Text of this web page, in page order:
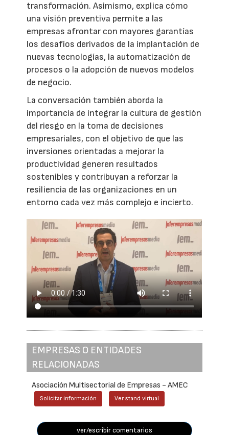
transformación. Asimismo, explica cómo
una visión preventiva permite a las
empresas afrontar con mayores garantías
los desafíos derivados de la implantación de
nuevas tecnologías, la automatización de
procesos o la adopción de nuevos modelos
de negocio.
La conversación también aborda la
importancia de integrar la cultura de gestión
del riesgo en la toma de decisiones
empresariales, con el objetivo de que las
inversiones orientadas a mejorar la
productividad generen resultados
sostenibles y contribuyan a reforzar la
resiliencia de las organizaciones en un
entorno cada vez más complejo e incierto.
EMPRESAS O ENTIDADES
RELACIONADAS
Asociación Multisectorial de Empresas - AMEC
Solicitar información Ver stand virtual
ver/escribir comentarios